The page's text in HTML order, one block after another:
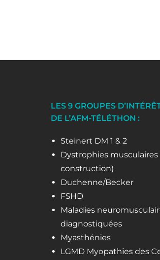
LES 9 GROUPES
DE L’AFM-TÉLÉTHON :
Steinert DM 1 & 2
Dystrophies
construction)
Duchenne/Becker
FSHD
Maladies
diagnostiquées
Myasthénies
LGMD Myopathies des